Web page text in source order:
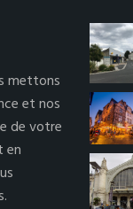
mettons
et nos
de votre
en